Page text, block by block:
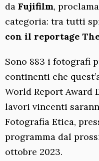
da Fujifilm,
categoria: tra tutti
con il reportage
Sono 883 i fotografi
continenti che
World Report Award
lavori vincenti
Fotografia Etica,
programma dal
ottobre 2023.